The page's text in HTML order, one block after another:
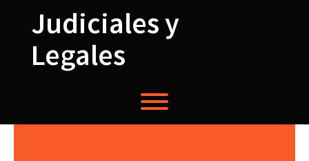
contenidoJudiciales y
Legales
Alternardor de visibilidad del menú.